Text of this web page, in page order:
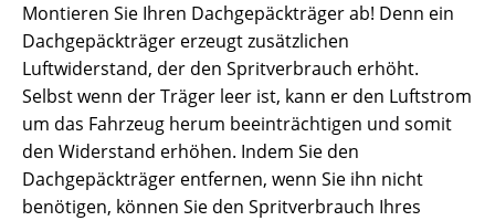
Montieren Sie Ihren Dachgepäckträger ab! Denn ein
Dachgepäckträger erzeugt zusätzlichen
Luftwiderstand, der den Spritverbrauch erhöht.
Selbst wenn der Träger leer ist, kann er den Luftstrom
um das Fahrzeug herum beeinträchtigen und somit
den Widerstand erhöhen. Indem Sie den
Dachgepäckträger entfernen, wenn Sie ihn nicht
benötigen, können Sie den Spritverbrauch Ihres